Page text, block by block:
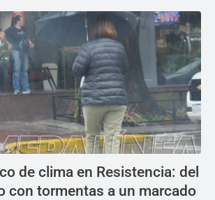
de clima en Resistencia: del
con tormentas a un marcado